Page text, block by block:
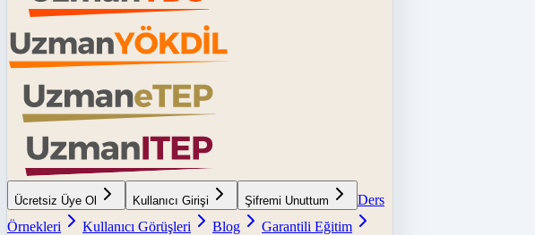
Ücretsiz Üye Ol Kullanıcı Girişi Şifremi Unuttum
Ders
Örnekleri
Kullanıcı Görüşleri Blog
Garantili Eğitim